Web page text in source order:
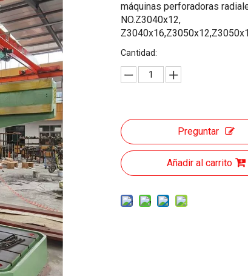
máquinas perforadoras
NO.Z3040x12,
Cantidad:
Preguntar
Añadir al carrito